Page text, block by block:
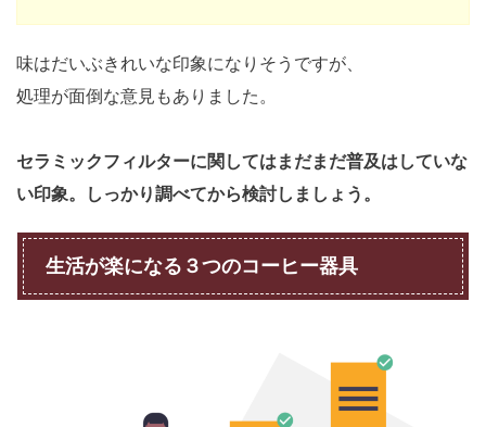
味はだいぶきれいな印象になりそうですが、
処理が面倒な意見もありました。
セラミックフィルターに関してはまだまだ普及はしていな
い印象。しっかり調べてから検討しましょう。
生活が楽になる３つのコーヒー器具